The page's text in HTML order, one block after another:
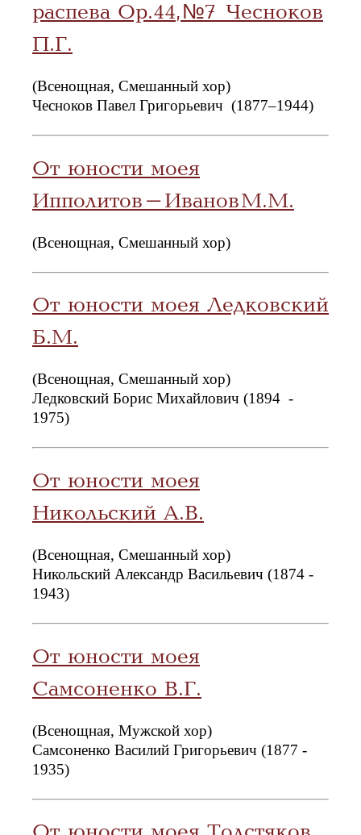
распева Ор.44, №7 Чесноков
П.Г.
(Всенощная, Смешанный хор)
Чесноков Павел Григорьевич (1877–1944)
От юности моея
Ипполитов-Иванов М.М.
(Всенощная, Смешанный хор)
От юности моея Ледковский
Б.М.
(Всенощная, Смешанный хор)
Ледковский Борис Михайлович (1894 -
1975)
От юности моея
Никольский А.В.
(Всенощная, Смешанный хор)
Никольский Александр Васильевич (1874 -
1943)
От юности моея
Самсоненко В.Г.
(Всенощная, Мужской хор)
Самсоненко Василий Григорьевич (1877 -
1935)